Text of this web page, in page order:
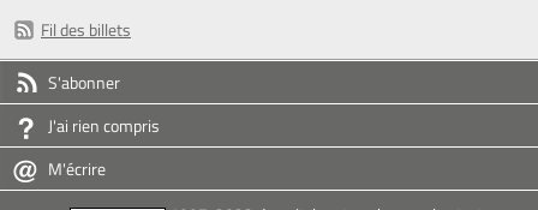
Fil des billets
S'abonner
J'ai rien compris
M'écrire